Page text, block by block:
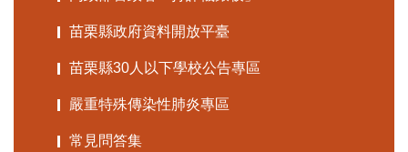
苗栗縣政府資料開放平臺
苗栗縣30人以下學校公告專區
嚴重特殊傳染性肺炎專區
常見問答集